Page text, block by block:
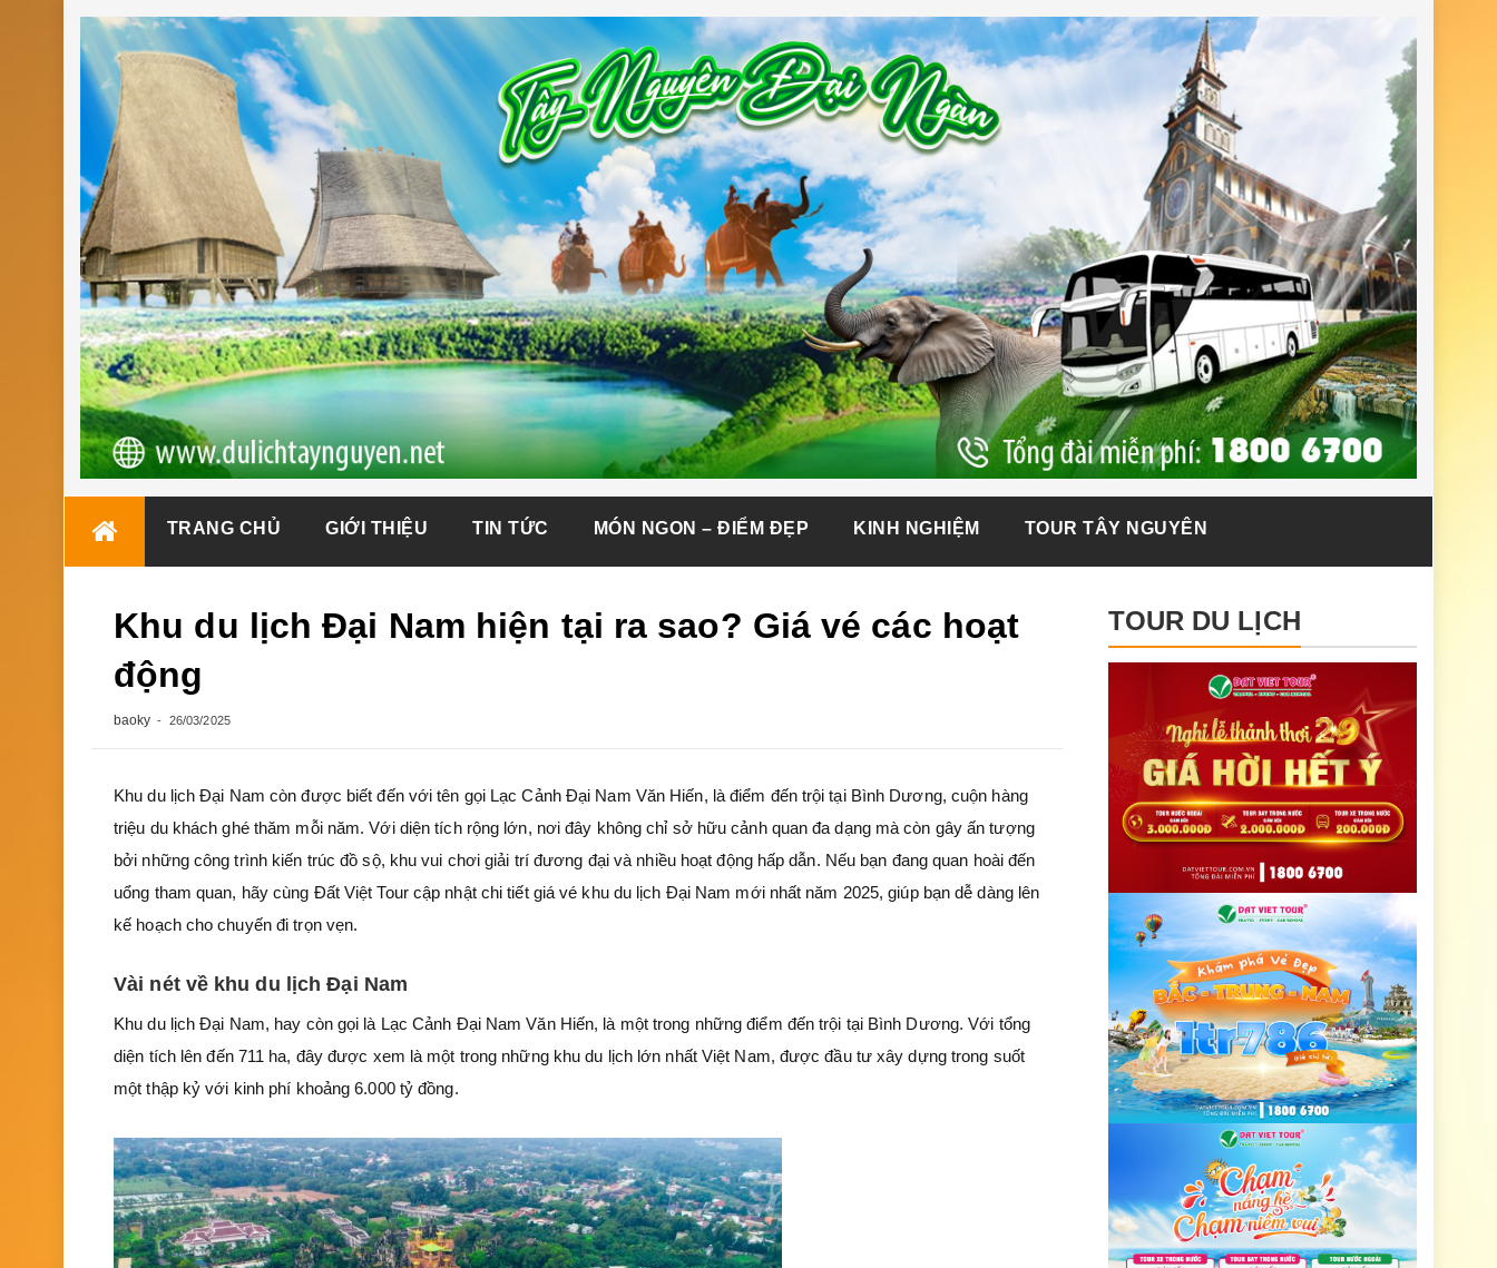
TRANG CHỦ GIỚI THIỆU TIN TỨC MÓN NGON – ĐIỂM ĐẸP KINH NGHIỆM TOUR TÂY NGUYÊN
Khu du lịch Đại Nam hiện tại ra sao? Giá vé các hoạt
động
baoky 26/03/2025
Khu du lịch Đại Nam còn được biết đến với tên gọi Lạc Cảnh Đại Nam Văn Hiến, là điểm đến trội tại Bình Dương, cuộn hàng
triệu du khách ghé thăm mỗi năm. Với diện tích rộng lớn, nơi đây không chỉ sở hữu cảnh quan đa dạng mà còn gây ấn tượng
bởi những công trình kiến trúc đồ sộ, khu vui chơi giải trí đương đại và nhiều hoạt động hấp dẫn. Nếu bạn đang quan hoài đến
uổng tham quan, hãy cùng Đất Việt Tour cập nhật chi tiết giá vé khu du lịch Đại Nam mới nhất năm 2025, giúp bạn dễ dàng lên
kế hoạch cho chuyến đi trọn vẹn.
Vài nét về khu du lịch Đại Nam
Khu du lịch Đại Nam, hay còn gọi là Lạc Cảnh Đại Nam Văn Hiến, là một trong những điểm đến trội tại Bình Dương. Với tổng
diện tích lên đến 711 ha, đây được xem là một trong những khu du lịch lớn nhất Việt Nam, được đầu tư xây dựng trong suốt
một thập kỷ với kinh phí khoảng 6.000 tỷ đồng.
TOUR DU LỊCH